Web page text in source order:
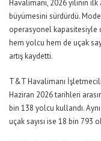
Havalimanı, 2026 yılının
büyümesini sürdürdü.
operasyonel kapasitesiyle
hem yolcu hem de uçak
artış kaydetti.
T&T Havalimanı
Haziran 2026 tarihleri
bin 138 yolcu kullandı.
uçak sayısı ise 18 bin 793